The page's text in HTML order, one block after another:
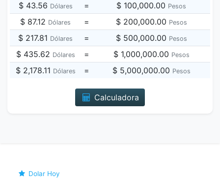
$ 43.56 Dólares = $ 100,000.00 Pesos
$ 87.12 Dólares = $ 200,000.00 Pesos
$ 217.81 Dólares = $ 500,000.00 Pesos
$ 435.62 Dólares = $ 1,000,000.00 Pesos
$ 2,178.11 Dólares = $ 5,000,000.00 Pesos
Calculadora
Dolar Hoy